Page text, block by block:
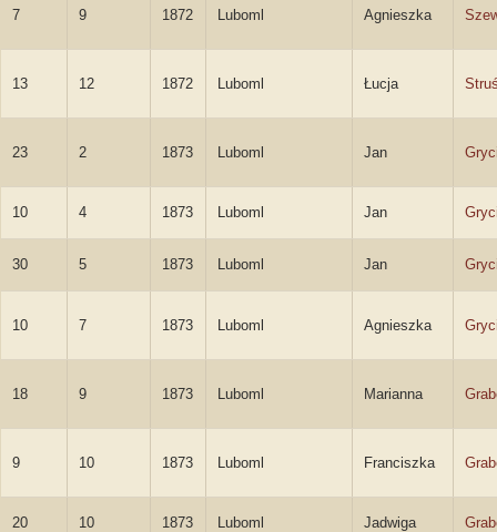
7 9 1872 Luboml Agnieszka
13 12 1872 Luboml Łucja
23 2 1873 Luboml Jan
10 4 1873 Luboml Jan
30 5 1873 Luboml Jan
10 7 1873 Luboml Agnieszka
18 9 1873 Luboml Marianna
9 10 1873 Luboml Franciszka
20 10 1873 Luboml Jadwiga